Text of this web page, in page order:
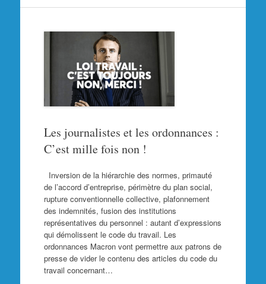
Les journalistes et les ordonnances :
C’est mille fois non !
Inversion de la hiérarchie des normes, primauté
de l’accord d’entreprise, périmètre du plan social,
rupture conventionnelle collective, plafonnement
des indemnités, fusion des institutions
représentatives du personnel : autant d’expressions
qui démolissent le code du travail. Les
ordonnances Macron vont permettre aux patrons de
presse de vider le contenu des articles du code du
travail concernant…